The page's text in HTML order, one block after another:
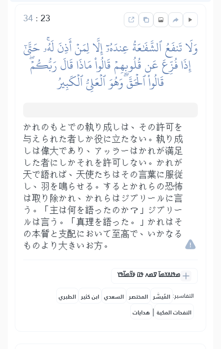
23
:
34
وَلَا تَنفَعُ ٱلشَّفَٰعَةُ عِندَهُۥٓ إِلَّا لِمَنۡ أَذِنَ لَهُۥۚ حَتَّىٰٓ
إِذَا فُزِّعَ عَن قُلُوبِهِمۡ قَالُواْ مَاذَا قَالَ رَبُّكُمۡۖ
قَالُواْ ٱلۡحَقَّۖ وَهُوَ ٱلۡعَلِيُّ ٱلۡكَبِيرُ
かれのもとでの執り成しは、その許可を
与えられた者しか役に立たない。執り成
しは偉大であり、アッラーはかれが満足
した者にしかそれを許可しない。かれが
天で語れば、天使たちはその言葉に服従
し、羽を鳴らせる。するとかれらの恐怖
は取り除かれ、かれらはジブリールに言
う。「主は何を語ったのか？」ジブリー
ルは言う。「真理を語った。」かれはそ
の本質と支配において至高で、いかなる
ものより大きいお方。
ߘߟߊߡߌߘߊ߫ ߜߘߍ ߟߎ߫ ߦߌ߬ߘߊ߬ߟߌ
التفاسير: المُيسَّر المختصر السعدي ابن كثير الطبري
النفحات المكية | هدايات